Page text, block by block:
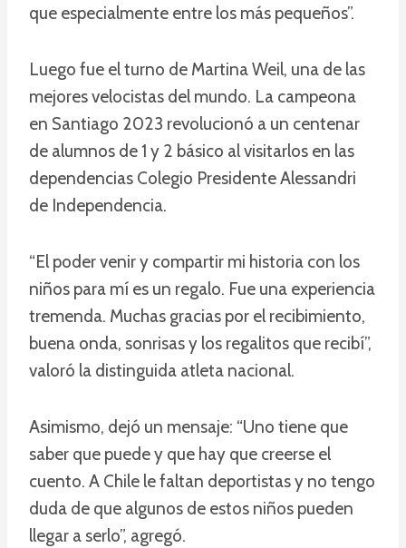
que especialmente entre los más pequeños”.
Luego fue el turno de Martina Weil, una de las
mejores velocistas del mundo. La campeona
en Santiago 2023 revolucionó a un centenar
de alumnos de 1 y 2 básico al visitarlos en las
dependencias Colegio Presidente Alessandri
de Independencia.
“El poder venir y compartir mi historia con los
niños para mí es un regalo. Fue una experiencia
tremenda. Muchas gracias por el recibimiento,
buena onda, sonrisas y los regalitos que recibí”,
valoró la distinguida atleta nacional.
Asimismo, dejó un mensaje: “Uno tiene que
saber que puede y que hay que creerse el
cuento. A Chile le faltan deportistas y no tengo
duda de que algunos de estos niños pueden
llegar a serlo”, agregó.